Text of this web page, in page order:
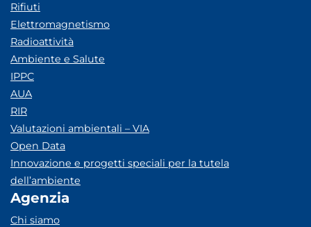
Rifiuti
Elettromagnetismo
Radioattività
Ambiente e Salute
IPPC
AUA
RIR
Valutazioni ambientali – VIA
Open Data
Innovazione e progetti speciali per la tutela
dell’ambiente
Agenzia
Chi siamo